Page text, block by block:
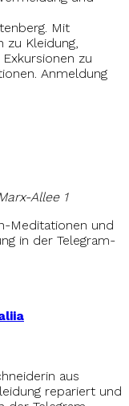
Mit
zu Kleidung,
zu
Anmeldung
Allee 1
Meditationen und
in der Telegram-
aus
repariert und